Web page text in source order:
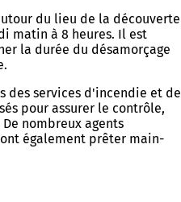
du lieu de la découverte
matin à 8 heures. Il est
la durée du désamorçage
des services d'incendie et de
pour assurer le contrôle,
nombreux agents
également prêter main-